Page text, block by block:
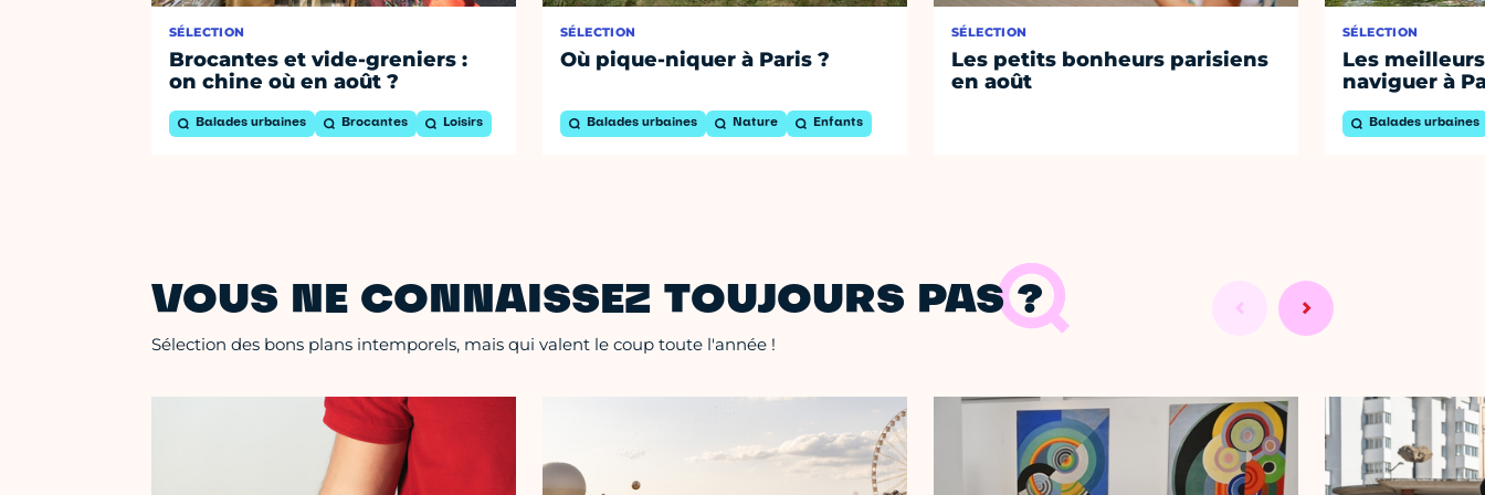
SÉLECTION
Brocantes et vide-greniers :
on chine où en août ?
Balades urbaines Brocantes Loisirs
SÉLECTION
Où pique-niquer à Paris ?
Balades urbaines Nature Enfants
SÉLECTION
Les petits bonheurs parisiens
en août
SÉLECTION
Les
naviguer à
Balades urbaines
VOUS NE CONNAISSEZ TOUJOURS PAS ?
Sélection des bons plans intemporels, mais qui valent le coup toute l'année !